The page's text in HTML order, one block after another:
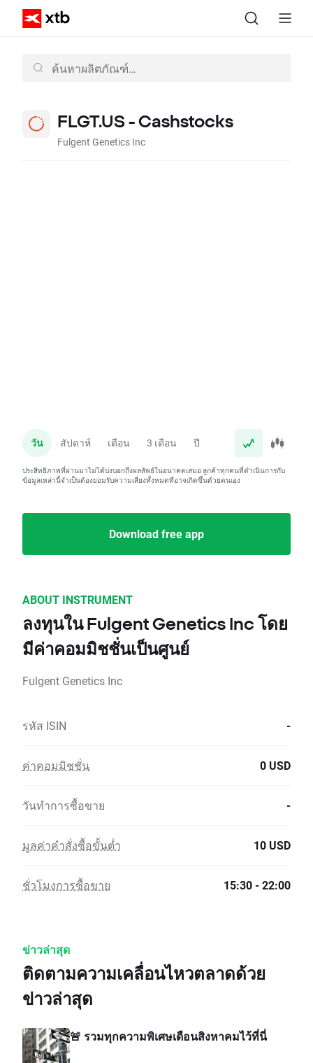
FLGT.US - Cashstocks
Fulgent Genetics Inc
วัน สัปดาห์ เดือน 3 เดือน ปี
ประสิทธิภาพที่ผ่านมาไม่ได้บ่งบอกถึงผลลัพธ์ในอนาคตเสมอ ลูกค้าทุกคนที่ดำเนินการกับ
ข้อมูลเหล่านี้จำเป็นต้องยอมรับความเสี่ยงทั้งหมดที่อาจเกิดขึ้นด้วยตนเอง
Download free app
ABOUT INSTRUMENT
ลงทุนใน Fulgent Genetics Inc โดย
มีค่าคอมมิชชั่นเป็นศูนย์
Fulgent Genetics Inc
รหัส ISIN -
ค่าคอมมิชชั่น 0 USD
วันทำการซื้อขาย -
มูลค่าคำสั่งซื้อขั้นต่ำ 10 USD
ชั่วโมงการซื้อขาย 15:30 - 22:00
ข่าวล่าสุด
ติดตามความเคลื่อนไหวตลาดด้วย
ข่าวล่าสุด
🚨 รวมทุกความพิเศษเดือนสิงหาคมไว้ที่นี่